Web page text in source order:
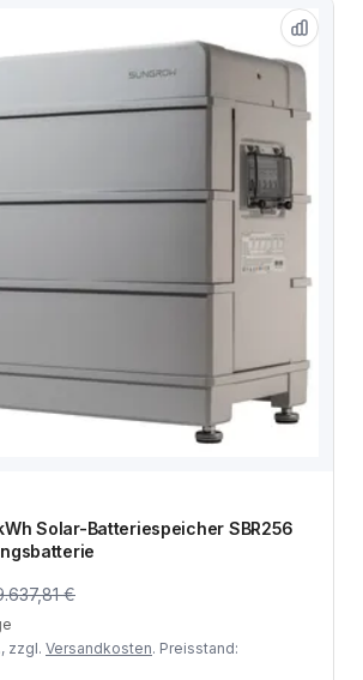
Solar-Batteriespeicher SBR256
€
zzgl. Versandkosten. Preisstand: